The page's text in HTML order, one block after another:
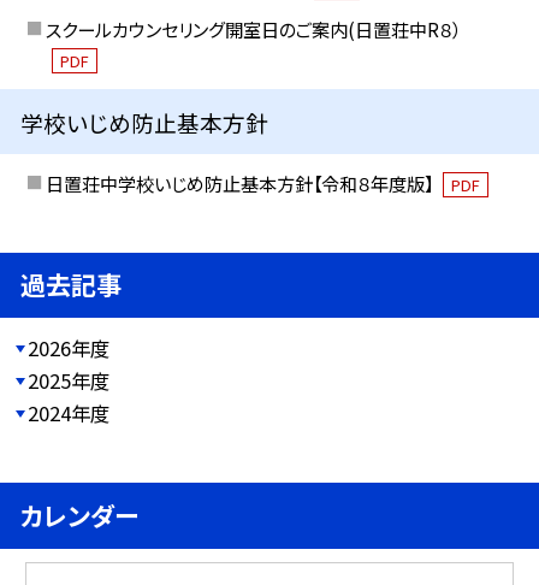
スクールカウンセリング開室日のご案内(日置荘中R８）
PDF
学校いじめ防止基本方針
日置荘中学校いじめ防止基本方針【令和８年度版】 PDF
過去記事
2026年度
2025年度
2024年度
カレンダー